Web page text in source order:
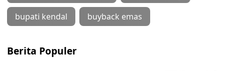
bupati kendal buyback emas
Berita Populer